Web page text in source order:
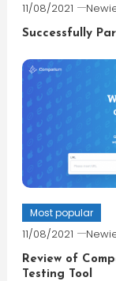
11/08/2021
Successfully
Most popular
11/08/2021
Review of
Testing Tool